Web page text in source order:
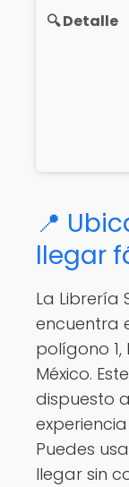
📍
llegar
La Librería
encuentra
polígono 1,
México.
dispuesto
Puedes
llegar sin